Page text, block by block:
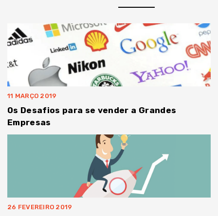
11 MARÇO 2019
Os Desafios para se vender a Grandes
Empresas
26 FEVEREIRO 2019